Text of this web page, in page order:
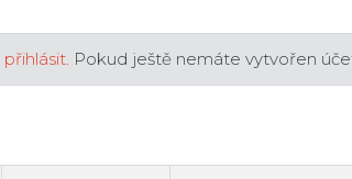
přihlásit. Pokud ještě nemáte vytvořen